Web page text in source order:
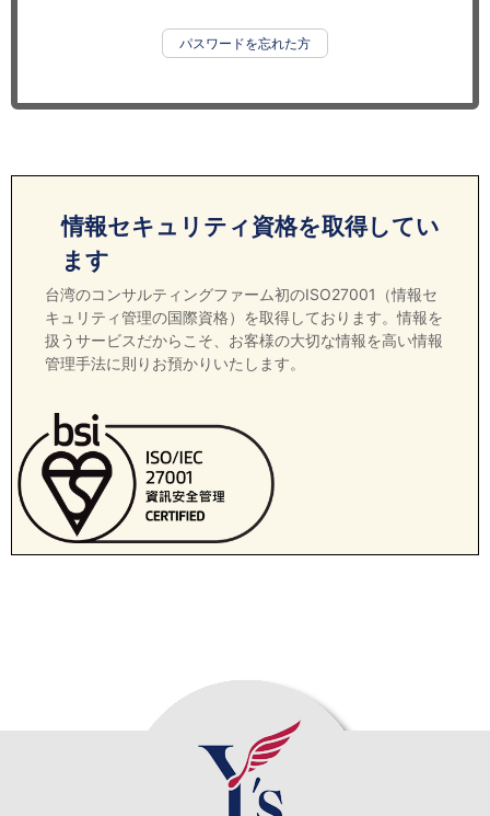
パスワードを忘れた方
情報セキュリティ資格を取得してい
ます
台湾のコンサルティングファーム初のISO27001（情報セ
キュリティ管理の国際資格）を取得しております。情報を
扱うサービスだからこそ、お客様の大切な情報を高い情報
管理手法に則りお預かりいたします。